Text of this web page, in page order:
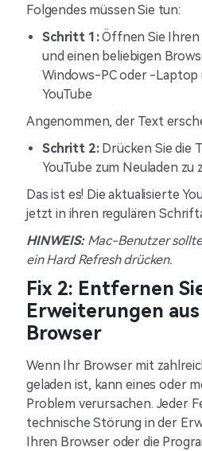
Folgendes müssen Sie tun:
Schritt 1:Öffnen Sie
und einen beliebigen
Windows-PC oder -Laptop
YouTube
Angenommen, der Text
Schritt 2:Drücken Sie die
YouTube zum Neuladen zu
Das ist es! Die aktualisierte
jetzt in ihren regulären
HINWEIS:Mac-Benutzer
ein Hard Refresh drücken.
Fix 2: Entfernen
Erweiterungen
Browser
Wenn Ihr Browser mit
geladen ist, kann eines oder
Problem verursachen. Jeder
technische Störung in der
Ihren Browser oder die